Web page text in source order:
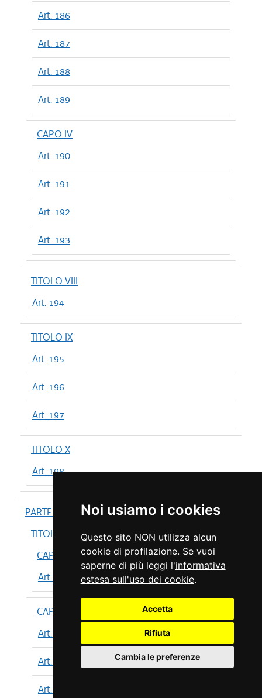
Noi usiamo i cookies
Questo sito NON utilizza alcun
cookie di profilazione. Se vuoi
saperne di più leggi l'informativa
estesa sull'uso dei cookie.
Accetta
Rifiuta
Cambia le preferenze
Art. 186
Art. 187
Art. 188
Art. 189
CAPO IV
Art. 190
Art. 191
Art. 192
Art. 193
TITOLO VIII
Art. 194
TITOLO IX
Art. 195
Art. 196
Art. 197
TITOLO X
Art. 198
PARTE IV
TITOLO I
CAPO I
Art. 199
CAPO II
Art. 200
Art. 201
Art. 202